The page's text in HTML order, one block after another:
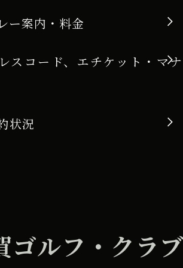
ー案内・料金
スコード、エチケット・マナ
状況
ゴルフ・クラ